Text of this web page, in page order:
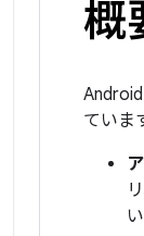
概
ていま